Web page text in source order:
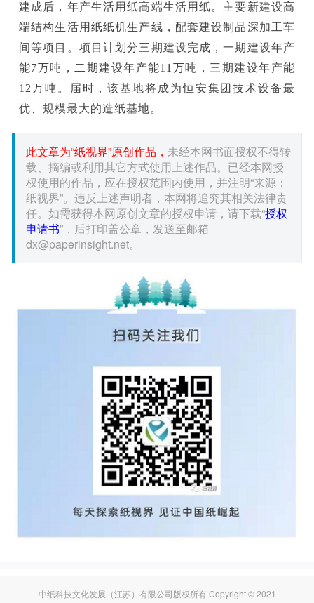
建成后，年产生活用纸高端生活用纸。主要新建设高
端结构生活用纸纸机生产线，配套建设制品深加工车
间等项目。项目计划分三期建设完成，一期建设年产
能7万吨，二期建设年产能11万吨，三期建设年产能
12万吨。届时，该基地将成为恒安集团技术设备最
优、规模最大的造纸基地。
此文章为“纸视界”原创作品， 未经本网书面授权不得转
载、摘编或利用其它方式使用上述作品。已经本网授
权使用的作品，应在授权范围内使用，并注明“来源：
纸视界”。违反上述声明者，本网将追究其相关法律责
任。如需获得本网原创文章的授权申请，请下载“授权
申请书”，后打印盖公章，发送至邮箱
dx@paperinsight.net。
中纸科技文化发展（江苏）有限公司版权所有 Copyright © 2021